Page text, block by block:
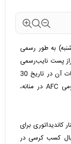
به طور رسمی
پست نایب‌رسمی
کنفدراسیون فوتبال آسیا شده که قرار است انتخابات آن در تاریخ 30
آوریل 2015 (10 اردیبهشت 94) در مجمع عمومی AFC در منانه،
کاندیداتوری برای
کسب کرسی در